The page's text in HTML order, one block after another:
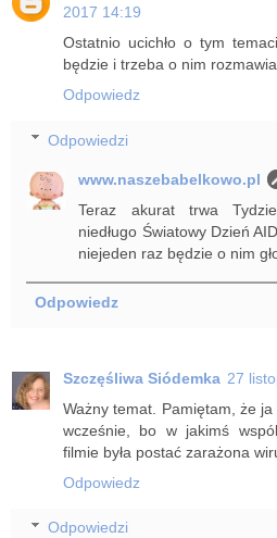
2017 14:19
Ostatnio ucichło o tym
będzie i trzeba o nim
Odpowiedz
Odpowiedzi
www.naszebabelkowo.pl
Teraz akurat trwa
niedługo Światowy Dzień
niejeden raz będzie o nim
Odpowiedz
Szczęśliwa Siódemka 27
Ważny temat. Pamiętam, że
wcześnie, bo w jakimś
filmie była postać zarażona
Odpowiedz
Odpowiedzi